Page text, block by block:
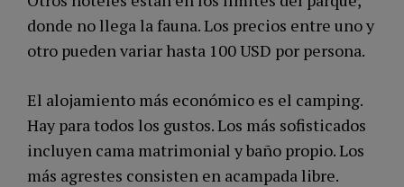
donde no llega la fauna. Los precios entre uno y
otro pueden variar hasta 100 USD por persona.
El alojamiento más económico es el camping.
Hay para todos los gustos. Los más sofisticados
incluyen cama matrimonial y baño propio. Los
más agrestes consisten en acampada libre.